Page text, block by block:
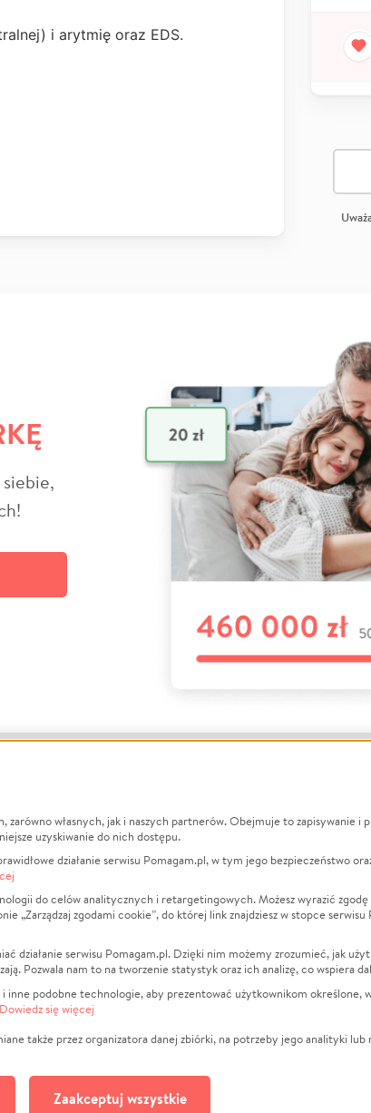
i arytmię oraz EDS.
O nas
Opinie
Raporty
Za darmo
Dla NGO
Fundacja Pomagam.pl
Zbieraj na
Leczenie
Zwierzęta
Pożar
Sport
Pomoc
Pogrzeb
własnych, jak i naszych partnerów. Obejmuje to zapisywanie
uzyskiwanie do nich dostępu.
działanie serwisu Pomagam.pl, w tym jego bezpieczeństwo
do celów analitycznych i retargetingowych. Możesz wyrazić
„Zarządzaj zgodami cookie”, do której link znajdziesz w stopce
działanie serwisu Pomagam.pl. Dzięki nim możemy zrozumieć, jak
Pozwala nam to na tworzenie statystyk oraz ich analizę, co wspiera
inne podobne technologie, aby prezentować użytkownikom określone,
Dowiedz się więcej
także przez organizatora danej zbiórki, na potrzeby jego analityki
Zaakceptuj wszystkie